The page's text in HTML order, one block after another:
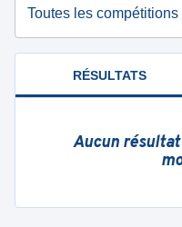
Toutes les compétitions
RÉSULTATS
Aucun